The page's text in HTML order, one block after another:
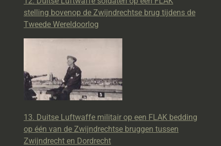
stelling bovenop de Zwijndrechtse brug tijdens de
Tweede Wereldoorlog
13. Duitse Luftwaffe militair op een FLAK bedding
op één van de Zwijndrechtse bruggen tussen
Zwijndrecht en Dordrecht